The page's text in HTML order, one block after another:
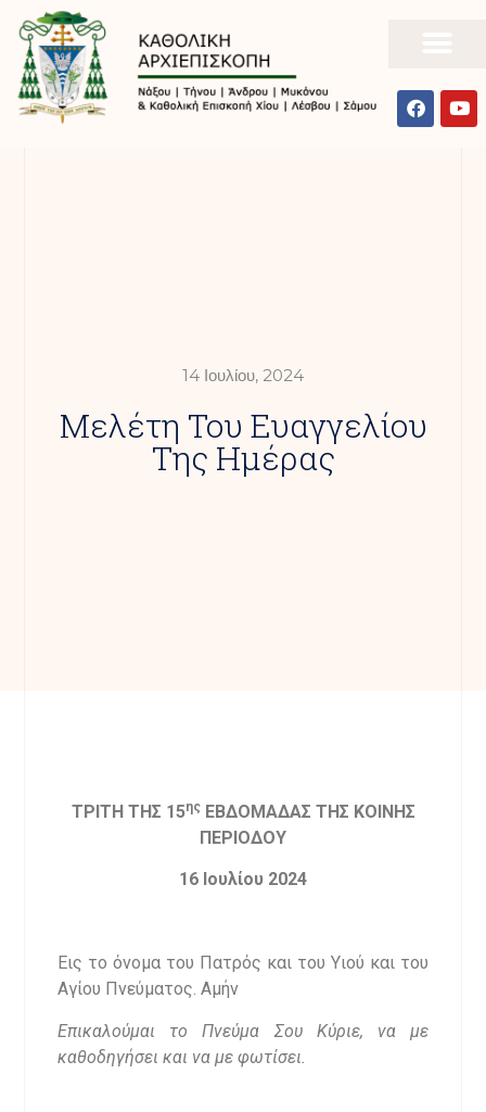
14 Ιουλίου, 2024
Mελέτη Του Ευαγγελίου
Της Ημέρας
ΤΡΙΤΗ ΤΗΣ 15ηςΕΒΔΟΜΑΔΑΣ ΤΗΣ ΚΟΙΝΗΣ
ΠΕΡΙΟΔΟΥ
16 Ιουλίου 2024
Εις το όνομα του Πατρός και του Υιού και του
Αγίου Πνεύματος. Αμήν
Επικαλούμαι το Πνεύμα Σου Κύριε, να με
καθοδηγήσει και να με φωτίσει.